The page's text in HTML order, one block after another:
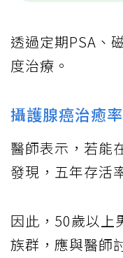
透過定期PSA、
度治療。
攝護腺癌治癒
醫師表示，若能
發現，五年存活
因此，50歲以上
族群，應與醫師